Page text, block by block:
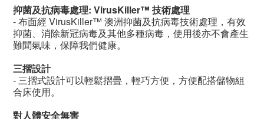
抑菌及抗病毒處理: VirusKiller™ 技術處理
- 布面經 VirusKiller™ 澳洲抑菌及抗病毒技術處理，有效
抑菌、消除新冠病毒及其他多種病毒，使用後亦不會產生
難聞氣味，保障我們健康。
三摺設計
- 三摺式設計可以輕鬆摺疊，輕巧方便，方便配搭儲物組
合床使用。
對人體安全無害